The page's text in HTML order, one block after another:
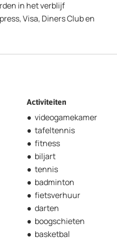
in het verblijf
Visa, Diners Club en
Activiteiten
videogamekamer
tafeltennis
fitness
biljart
tennis
badminton
fietsverhuur
darten
boogschieten
basketbal